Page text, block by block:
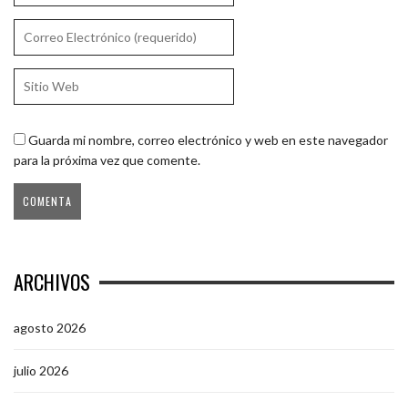
Guarda mi nombre, correo electrónico y web en este navegador
para la próxima vez que comente.
ARCHIVOS
agosto 2026
julio 2026